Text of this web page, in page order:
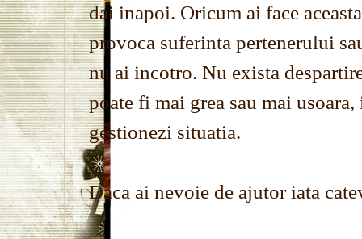
dai inapoi. Oricum ai face
provoca suferinta pertenerului
nu ai incotro. Nu exista
poate fi mai grea sau mai
gestionezi situatia.
Daca ai nevoie de ajutor iata